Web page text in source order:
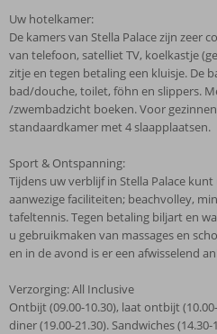
Uw hotelkamer:
De kamers van Stella Palace zijn zeer
van telefoon, satelliet TV, koelkastje
zitje en tegen betaling een kluisje. De
bad/douche, toilet, föhn en slippers.
/zwembadzicht boeken. Voor
standaardkamer met 4 slaapplaatsen.
Sport & Ontspanning:
Tijdens uw verblijf in Stella Palace
aanwezige faciliteiten; beachvolley,
tafeltennis. Tegen betaling biljart en
u gebruikmaken van massages en
en in de avond is er een afwisselend
Verzorging: All Inclusive
Ontbijt (09.00-10.30), laat ontbijt
diner (19.00-21.30). Sandwiches